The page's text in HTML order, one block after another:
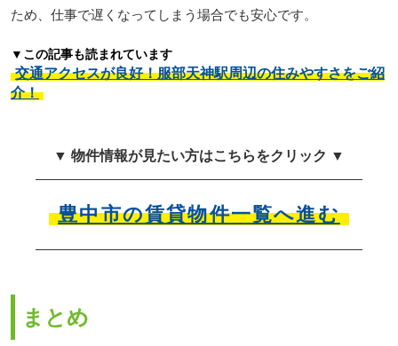
ため、仕事で遅くなってしまう場合でも安心です。
▼この記事も読まれています
交通アクセスが良好！服部天神駅周辺の住みやすさをご紹
介！
▼ 物件情報が見たい方はこちらをクリック ▼
豊中市の賃貸物件一覧へ進む
まとめ